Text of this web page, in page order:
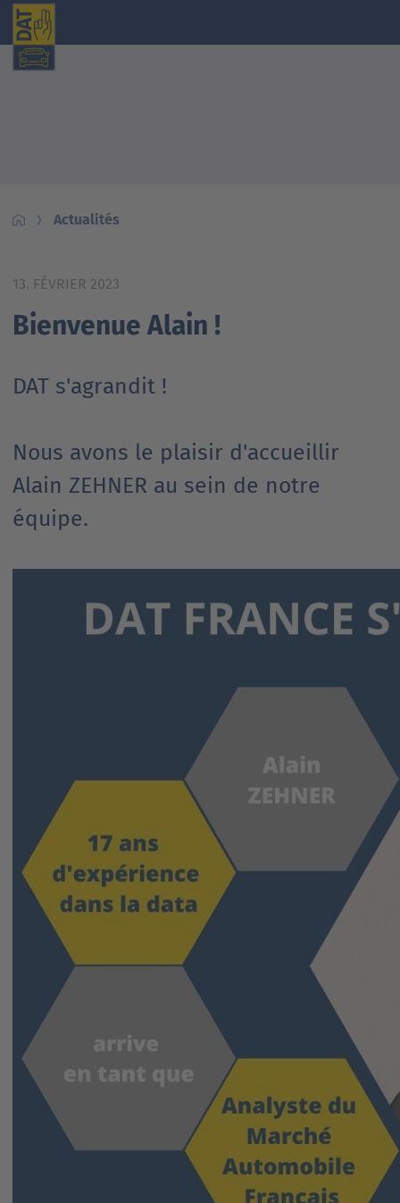
Actualités
13. FÉVRIER 2023
Bienvenue Alain !
DAT s'agrandit !
Nous avons le plaisir d'accueillir
Alain ZEHNER au sein de notre
équipe.